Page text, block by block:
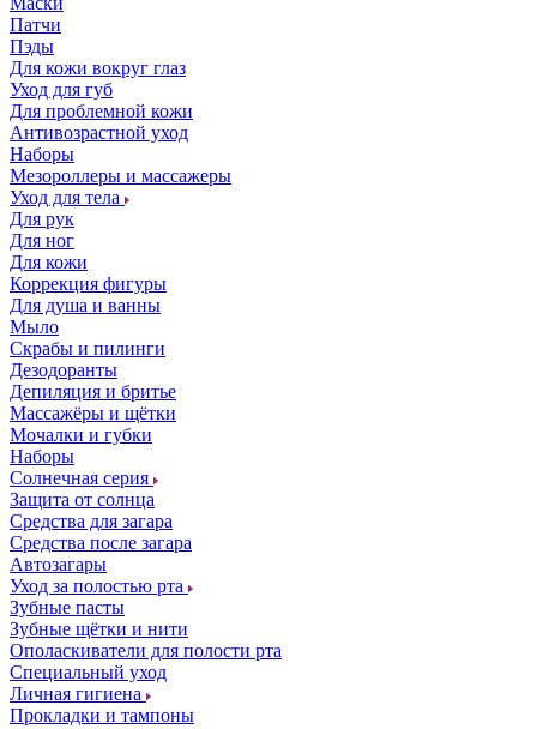
Патчи
Пэды
Для кожи вокруг глаз
Уход для губ
Для проблемной кожи
Антивозрастной уход
Наборы
Мезороллеры и массажеры
Уход для тела
Для рук
Для ног
Для кожи
Коррекция фигуры
Для душа и ванны
Мыло
Скрабы и пилинги
Дезодоранты
Депиляция и бритье
Массажёры и щётки
Мочалки и губки
Наборы
Солнечная серия
Защита от солнца
Средства для загара
Средства после загара
Автозагары
Уход за полостью рта
Зубные пасты
Зубные щётки и нити
Ополаскиватели для полости рта
Специальный уход
Личная гигиена
Прокладки и тампоны